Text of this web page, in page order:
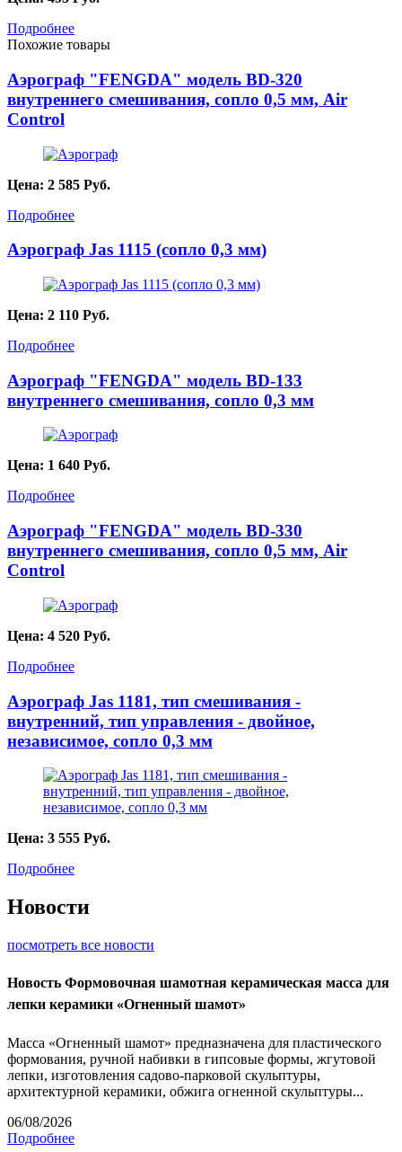
Подробнее
Похожие товары
Аэрограф "FENGDA" модель BD-320
внутреннего смешивания, сопло 0,5 мм, Air
Control
Цена: 2 585 Руб.
Подробнее
Аэрограф Jas 1115 (сопло 0,3 мм)
Цена: 2 110 Руб.
Подробнее
Аэрограф "FENGDA" модель BD-133
внутреннего смешивания, сопло 0,3 мм
Цена: 1 640 Руб.
Подробнее
Аэрограф "FENGDA" модель BD-330
внутреннего смешивания, сопло 0,5 мм, Air
Control
Цена: 4 520 Руб.
Подробнее
Аэрограф Jas 1181, тип смешивания -
внутренний, тип управления - двойное,
независимое, сопло 0,3 мм
Цена: 3 555 Руб.
Подробнее
Новости
посмотреть все новости
Новость Формовочная шамотная керамическая масса для
лепки керамики «Огненный шамот»
Масса «Огненный шамот» предназначена для пластического
формования, ручной набивки в гипсовые формы, жгутовой
лепки, изготовления садово-парковой скульптуры,
архитектурной керамики, обжига огненной скульптуры...
06/08/2026
Подробнее